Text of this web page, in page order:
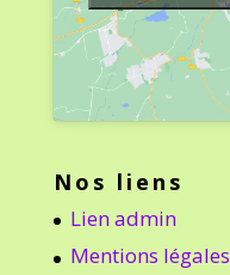
Nos liens
Lien admin
Mentions légales